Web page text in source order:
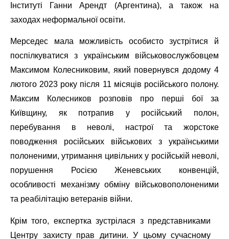
Інституті Ганни Арендт (Аргентина), а також на
заходах неформальної освіти.
Мерседес мала можливість особисто зустрітися й
поспілкуватися з українським військовослужбовцем
Максимом Колесниковим, який повернувся додому 4
лютого 2023 року після 11 місяців російського полону.
Максим Колесников розповів про перші бої за
Київщину, як потрапив у російський полон,
перебування в неволі, настрої та жорстоке
поводження російських військових з українськими
полоненими, утримання цивільних у російській неволі,
порушення Росією Женевських конвенцій,
особливості механізму обміну військовополоненими
та реабілітацію ветеранів війни.
Крім того, експертка зустрілася з представниками
Центру захисту прав дитини. У цьому сучасному